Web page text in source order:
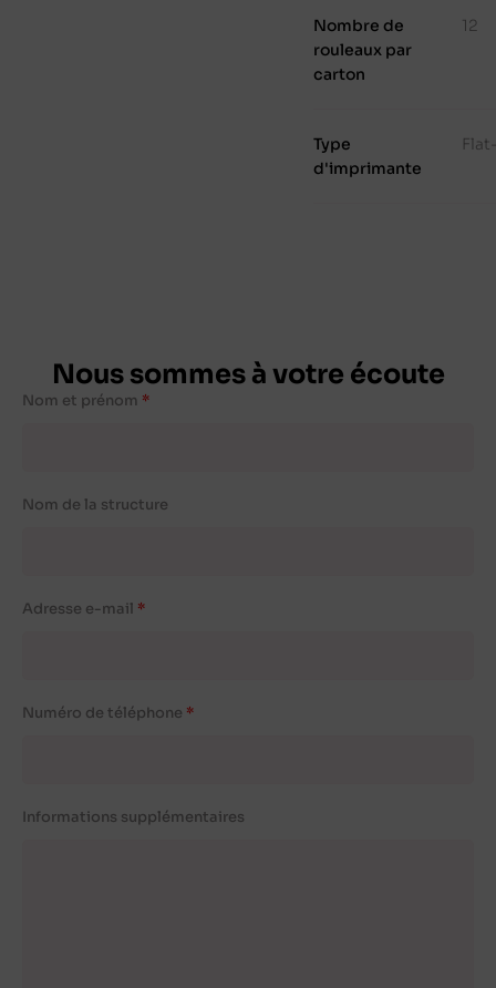
Nombre de
rouleaux par
carton
12
Type
d'imprimante
Nous sommes à votre écoute
Nom et prénom
Nom de la structure
Adresse e-mail
Numéro de téléphone
Informations supplémentaires